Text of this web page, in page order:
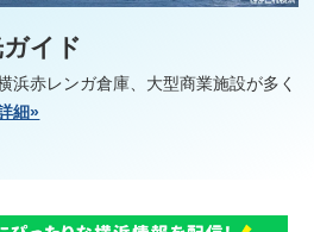
イド
浜赤レンガ倉庫、大型商業施設が多く
細»